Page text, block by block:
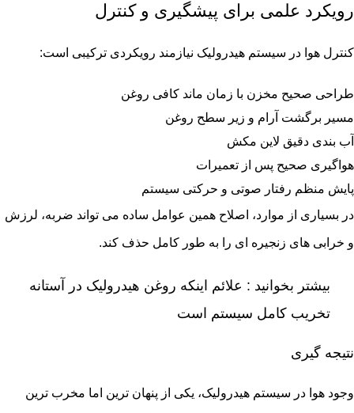
رویکرد علمی برای پیشگیری و کنترل
کنترل هوا در سیستم هیدرولیک نیازمند رویکردی ترکیبی است:
طراحی صحیح مخزن با زمان ماند کافی روغن
مسیر برگشت آرام و زیر سطح روغن
آب بندی دقیق لاین مکش
هواگیری صحیح پس از تعمیرات
پایش منظم رفتار صوتی و حرکتی سیستم
در بسیاری از موارد، اصلاح همین عوامل ساده می تواند ضربه، لرزش
و خرابی های زنجیره ای را به طور کامل حذف کند.
بیشتر بخوانید : علائم اینکه روغن هیدرولیک در آستانه
تخریب کامل سیستم است
نتیجه گیری
وجود هوا در سیستم هیدرولیک، یکی از پنهان ترین اما مخرب ترین